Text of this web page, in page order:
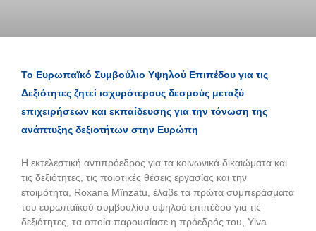
Το Ευρωπαϊκό Συμβούλιο Υψηλού Επιπέδου για τις
Δεξιότητες ζητεί ισχυρότερους δεσμούς μεταξύ
επιχειρήσεων και εκπαίδευσης για την τόνωση της
ανάπτυξης δεξιοτήτων στην Ευρώπη
Η εκτελεστική αντιπρόεδρος για τα κοινωνικά δικαιώματα και
τις δεξιότητες, τις ποιοτικές θέσεις εργασίας και την
ετοιμότητα, Roxana Mînzatu, έλαβε τα πρώτα συμπεράσματα
του ευρωπαϊκού συμβουλίου υψηλού επιπέδου για τις
δεξιότητες, τα οποία παρουσίασε η πρόεδρός του, Ylva